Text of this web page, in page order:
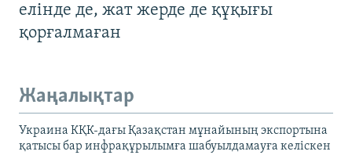
елінде де, жат жерде де құқығы
қорғалмаған
Жаңалықтар
Украина КҚК-дағы Қазақстан мұнайының экспортына
қатысы бар инфрақұрылымға шабуылдамауға келіскен